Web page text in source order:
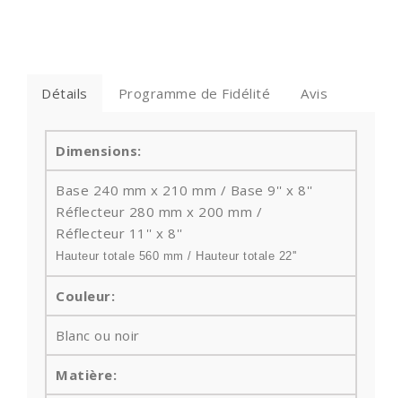
Détails Programme de Fidélité Avis
Dimensions:
Base 240 mm x 210 mm / Base 9'' x 8''
Réflecteur 280 mm x 200 mm /
Réflecteur 11'' x 8''
Hauteur totale 560 mm / Hauteur totale 22''
Couleur:
Blanc ou noir
Matière: